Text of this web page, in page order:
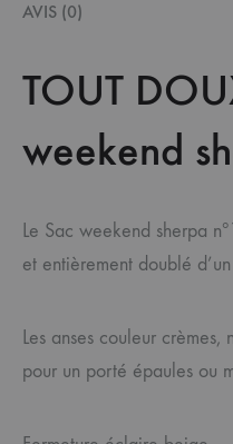
AVIS (0)
TOUT
weekend
Le Sac weekend sherpa
et entièrement doublé
Les anses couleur
pour un porté épaules ou